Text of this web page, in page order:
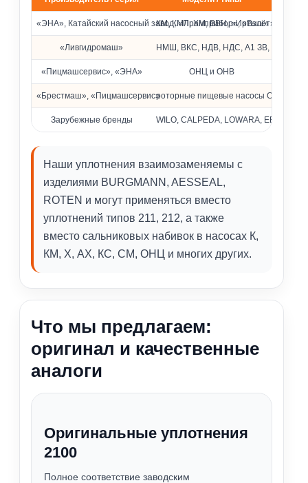
Совместимость с насосами различных брендов
«ЭНА», Катайский насосный завод, «Промприбор», «Взлёт»
КМ, КМЛ, ХМ, ВВН, «Иртыш» и др.
«Ливгидромаш» НМШ, ВКС, НДВ, НДС, А1 ЗВ, КМ
«Пицмашсервис», «ЭНА» ОНЦ и ОНВ
«Брестмаш», «Пицмашсервис»роторные пищевые насосы ОРА
Зарубежные бренды WILO, CALPEDA, LOWARA, EBARA,
Наши уплотнения взаимозаменяемы с
изделиями BURGMANN, AESSEAL,
ROTEN и могут применяться вместо
уплотнений типов 211, 212, а также
вместо сальниковых набивок в насосах К,
КМ, Х, АХ, КС, СМ, ОНЦ и многих других.
Что мы предлагаем:
оригинал и качественные
аналоги
Оригинальные уплотнения
2100
Полное соответствие заводским